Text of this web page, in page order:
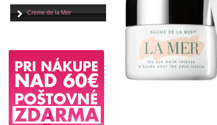
Creme de la Mer